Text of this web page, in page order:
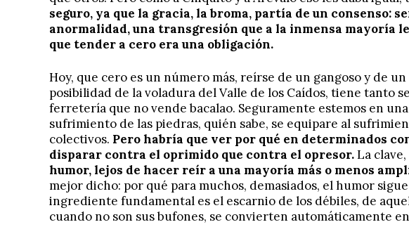
seguro, ya que la gracia, la broma, partía de un consenso:
anormalidad, una transgresión que a la inmensa mayoría
que tender a cero era una obligación.
Hoy, que cero es un número más, reírse de un gangoso y de
posibilidad de la voladura del Valle de los Caídos, tiene tanto
ferretería que no vende bacalao. Seguramente estemos en
sufrimiento de las piedras, quién sabe, se equipare al
colectivos. Pero habría que ver por qué en determinados
disparar contra el oprimido que contra el opresor.La
humor, lejos de hacer reír a una mayoría más o menos
mejor dicho: por qué para muchos, demasiados, el humor
ingrediente fundamental es el escarnio de los débiles, de
cuando no son sus bufones, se convierten automáticamente